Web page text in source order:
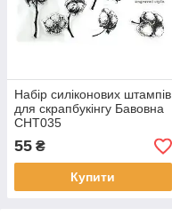
Набір силіконових штампів
для скрапбукінгу Бавовна
CHT035
55 ₴
Купити